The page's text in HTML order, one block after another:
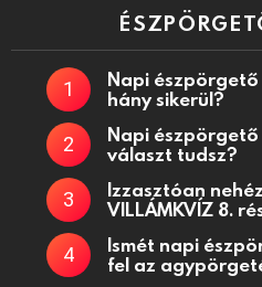
Napi
hány sikerül?
Napi észpörgető
választ tudsz?
Izzasztóan
VILLÁMKVÍZ 8.
Ismét napi
fel az